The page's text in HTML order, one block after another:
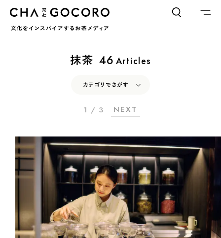
ワードでさがす
カテゴリでさがす
茶と器 茶と食 茶のつくり手たち Ocha SURU? Lab.
PAUSE & INSPIRE ファーストプレイスで、お茶を COLUMN
COLOURS BY CHAGOCORO
お茶でさがす
煎茶 萎凋茶 発酵茶 ほうじ茶 紅茶 玄米茶
抹茶 46 Articles
カテゴリでさがす
CHAGOCORO TALK
茶のつくり手たち Ocha SURU? Lab.
PAUSE & INSPIRE ファーストプレイスで、お茶を
COLOURS BY CHAGOCORO
1 / 3 NEXT